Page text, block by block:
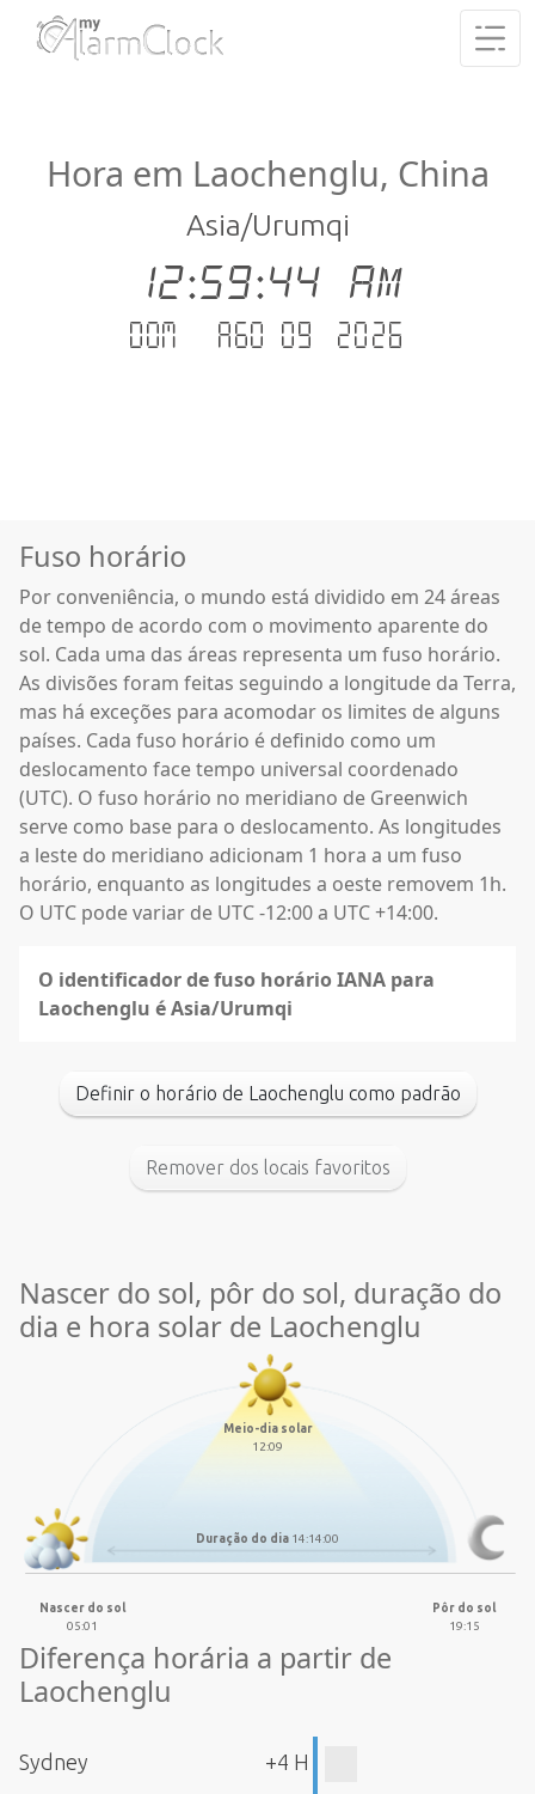
Hora em Laochenglu, China
Asia/Urumqi
12:59:44 AM
Dom - Ago 09 .2026
Fuso horário
Por conveniência, o mundo está dividido em 24 áreas
de tempo de acordo com o movimento aparente do
sol. Cada uma das áreas representa um fuso horário.
As divisões foram feitas seguindo a longitude da Terra,
mas há exceções para acomodar os limites de alguns
países. Cada fuso horário é definido como um
deslocamento face tempo universal coordenado
(UTC). O fuso horário no meridiano de Greenwich
serve como base para o deslocamento. As longitudes
a leste do meridiano adicionam 1 hora a um fuso
horário, enquanto as longitudes a oeste removem 1h.
O UTC pode variar de UTC -12:00 a UTC +14:00.
O identificador de fuso horário IANA para
Laochenglu é Asia/Urumqi
Definir o horário de Laochenglu como padrão
Remover dos locais favoritos
Nascer do sol, pôr do sol, duração do
dia e hora solar de Laochenglu
Meio-dia solar
12:09
Duração do dia 14:14:00
Nascer do sol
05:01
Pôr do sol
19:15
Diferença horária a partir de
Laochenglu
Sydney +4 H